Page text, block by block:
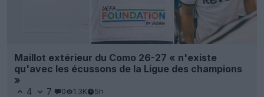
Maillot extérieur du Como 26-27 « n'existe
qu'avec les écussons de la Ligue des champions
»
4 7 0 1.3K 5h